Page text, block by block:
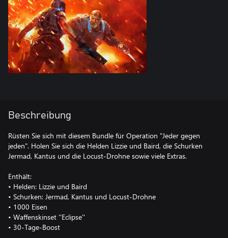
Beschreibung
Rüsten Sie sich mit diesem Bundle für Operation "Jeder gegen
jeden". Holen Sie sich die Helden Lizzie und Baird, die Schurken
Jermad, Kantus und die Locust-Drohne sowie viele Extras.
Enthält:
• Helden: Lizzie und Baird
• Schurken: Jermad, Kantus und Locust-Drohne
• 1000 Eisen
• Waffenskinset ''Eclipse''